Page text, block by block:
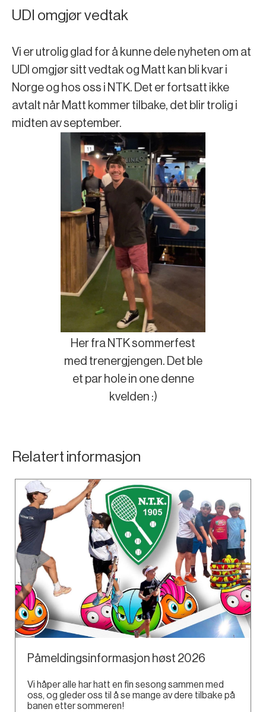
UDI omgjør vedtak
Vi er utrolig glad for å kunne dele nyheten om at
UDI omgjør sitt vedtak og Matt kan bli kvar i
Norge og hos oss i NTK. Det er fortsatt ikke
avtalt når Matt kommer tilbake, det blir trolig i
midten av september.
Her fra NTK sommerfest
med trenergjengen. Det ble
et par hole in one denne
kvelden :)
Relatert informasjon
Påmeldingsinformasjon høst 2026
Vi håper alle har hatt en fin sesong sammen med
oss, og gleder oss til å se mange av dere tilbake på
banen etter sommeren!